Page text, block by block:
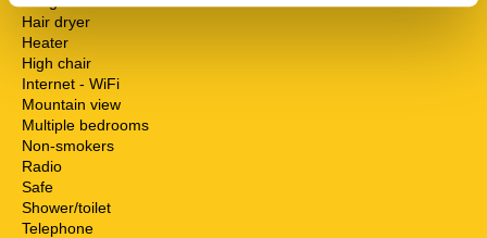
Hair dryer
Heater
High chair
Internet - WiFi
Mountain view
Multiple bedrooms
Non-smokers
Radio
Safe
Shower/toilet
Telephone